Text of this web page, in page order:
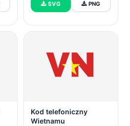
SVG PNG
Kod telefoniczny
Wietnamu